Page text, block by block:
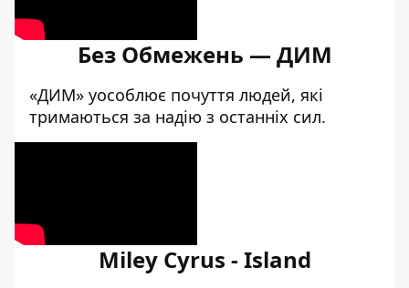
Без Обмежень — ДИМ
«ДИМ» уособлює почуття людей, які
тримаються за надію з останніх сил.
Miley Cyrus - Island